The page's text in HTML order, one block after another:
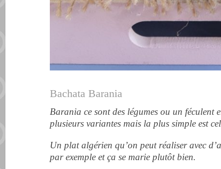
Bachata Barania
Barania ce sont des légumes ou un féculent
plusieurs variantes mais la plus simple est
Un plat algérien qu’on peut réaliser avec
par exemple et ça se marie plutôt bien.